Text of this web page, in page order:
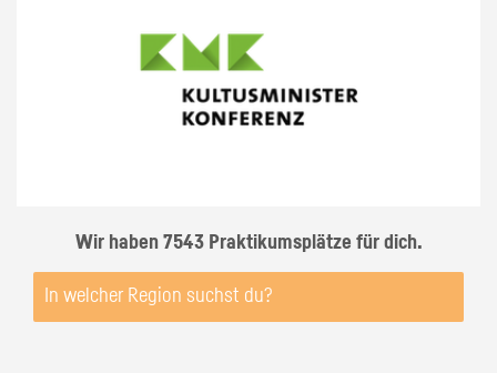
Wir haben 7543 Praktikumsplätze für dich.